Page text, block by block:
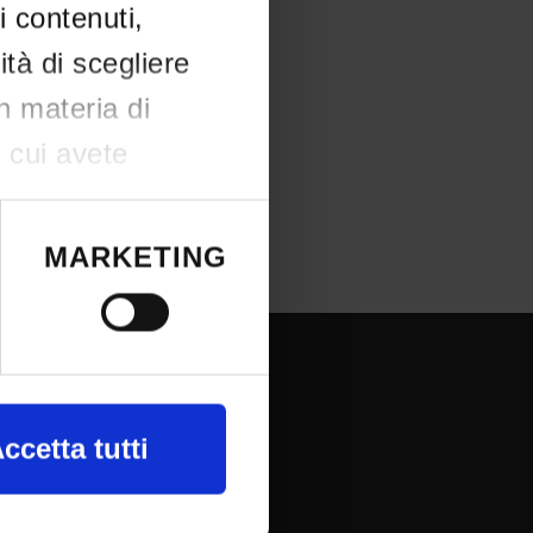
contenuti,
di scegliere
materia di
cui avete
il proprio
o facendo
con
MARKETING
tutti